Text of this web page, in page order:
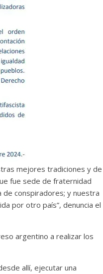
mejores tradiciones y de
fue sede de fraternidad
de conspiradores; y nuestra
por otro país”, denuncia el
argentino a realizar los
allí, ejecutar una